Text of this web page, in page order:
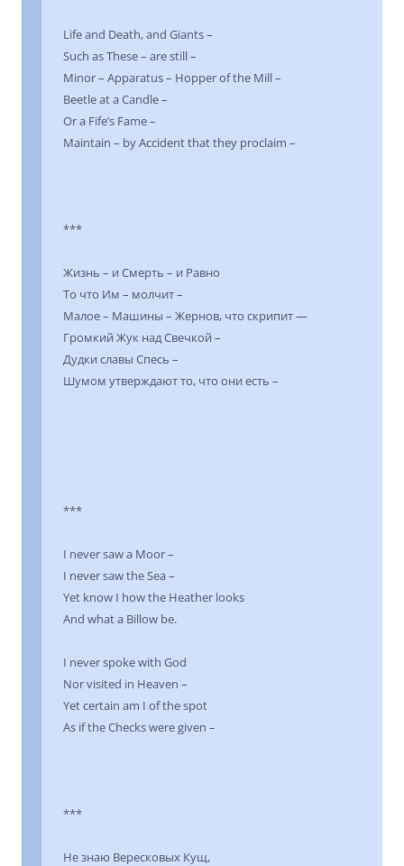
Life and Death, and Giants –
Such as These – are still –
Minor – Apparatus – Hopper of the Mill –
Beetle at a Candle –
Or a Fife’s Fame –
Maintain – by Accident that they proclaim –
***
Жизнь – и Смерть – и Равно
То что Им – молчит –
Малое – Машины – Жернов, что скрипит —
Громкий Жук над Свечкой –
Дудки славы Спесь –
Шумом утверждают то, что они есть –
***
I never saw a Moor –
I never saw the Sea –
Yet know I how the Heather looks
And what a Billow be.
I never spoke with God
Nor visited in Heaven –
Yet certain am I of the spot
As if the Checks were given –
***
Не знаю Вересковых Кущ,